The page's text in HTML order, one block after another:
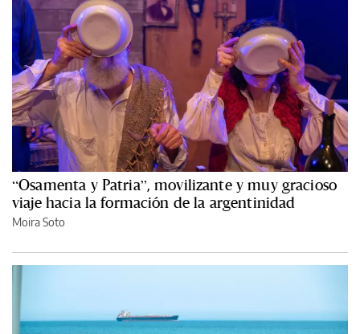
“Osamenta y Patria”, movilizante y muy gracioso
viaje hacia la formación de la argentinidad
Moira Soto